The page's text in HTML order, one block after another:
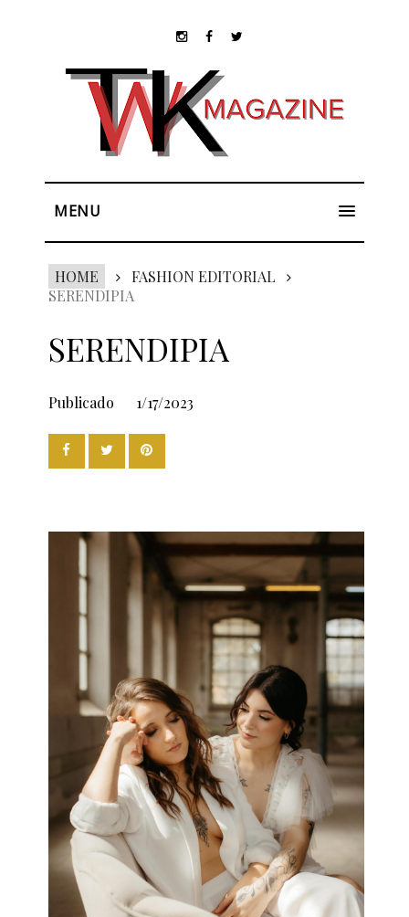
MENU
HOME
FASHION EDITORIAL
SERENDIPIA
SERENDIPIA
Publicado 1/17/2023